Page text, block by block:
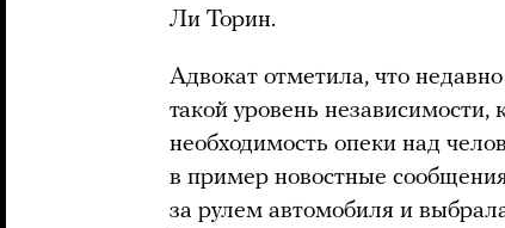
Ли Торин.
Адвокат отметила, что
такой уровень независимости,
необходимость опеки над
в пример новостные
за рулем автомобиля и